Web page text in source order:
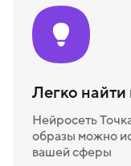
Легко
Нейросеть
образы можно
вашей сферы